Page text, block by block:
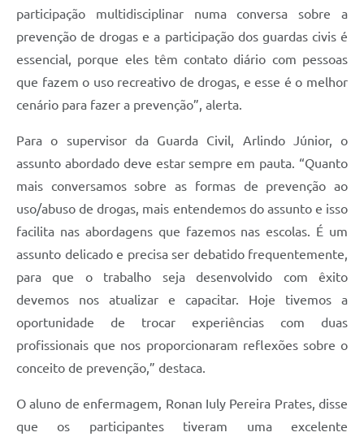
participação multidisciplinar numa conversa sobre a
prevenção de drogas e a participação dos guardas civis é
essencial, porque eles têm contato diário com pessoas
que fazem o uso recreativo de drogas, e esse é o melhor
cenário para fazer a prevenção”, alerta.
Para o supervisor da Guarda Civil, Arlindo Júnior, o
assunto abordado deve estar sempre em pauta. “Quanto
mais conversamos sobre as formas de prevenção ao
uso/abuso de drogas, mais entendemos do assunto e isso
facilita nas abordagens que fazemos nas escolas. É um
assunto delicado e precisa ser debatido frequentemente,
para que o trabalho seja desenvolvido com êxito
devemos nos atualizar e capacitar. Hoje tivemos a
oportunidade de trocar experiências com duas
profissionais que nos proporcionaram reflexões sobre o
conceito de prevenção,” destaca.
O aluno de enfermagem, Ronan Iuly Pereira Prates, disse
que os participantes tiveram uma excelente